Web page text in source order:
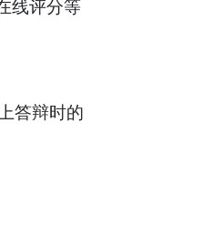
线评分等
答辩时的